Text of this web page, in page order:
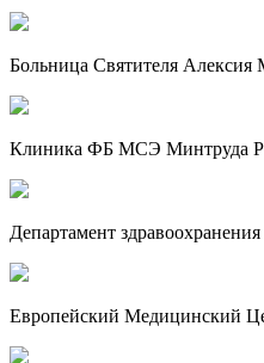
Больница Святителя Алексия
Клиника ФБ МСЭ Минтруда
Департамент
Европейский Медицинский